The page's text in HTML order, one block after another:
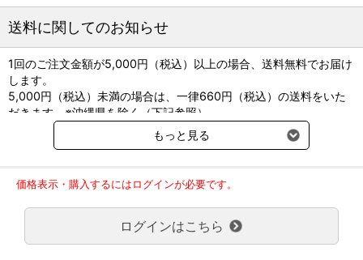
＜仕様＞
■電圧：AC100V
■消費電力：1400W
■周波数：50/60HZ
■外形寸法：幅408×長さ230×高さ165mm
■本体重量：約3.8kg
■付属品：予備ヒューズ（20A）2本、ホースノズル2種、予備フィ
ルター2枚
送料に関してのお知らせ
1回のご注文金額が5,000円（税込）以上の場合、送料無料でお届け
します。
5,000円（税込）未満の場合は、一律660円（税込）の送料をいた
だきます。※沖縄県を除く（下記参照）
※2017年11月14日（火）より沖縄県へのお届けにつきましては、1
回のご注文金額（税込）が、30,000円以上で配送無料となります。
ご了承のほどよろしくお願い致します。
弊社都合でお届けが２回以上に分かれる場合の送料負担は、１回分
のみで新たな送料は発生しません。
大型商品送料が必要な商品をご注文の場合は、大型商品送料のみご
負担頂きます。
もっと見る
価格表示・購入するにはログインが必要です。
ログインはこちら